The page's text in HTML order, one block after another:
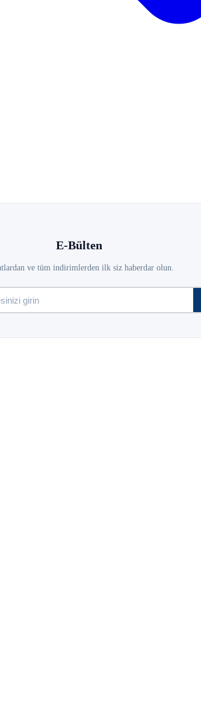
E-Bülten
ve tüm indirimlerden ilk siz haberdar olun.